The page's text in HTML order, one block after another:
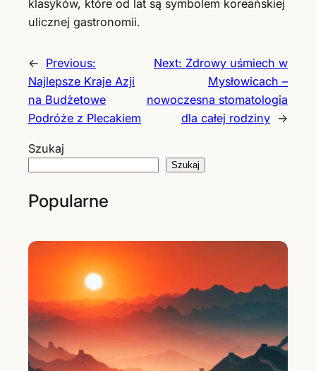
klasyków, które od lat są symbolem koreańskiej
ulicznej gastronomii.
← Previous:
Najlepsze Kraje Azji
na Budżetowe
Podróże z Plecakiem
Next: Zdrowy uśmiech w
Mysłowicach –
nowoczesna stomatologia
dla całej rodziny →
Szukaj
Szukaj
Popularne